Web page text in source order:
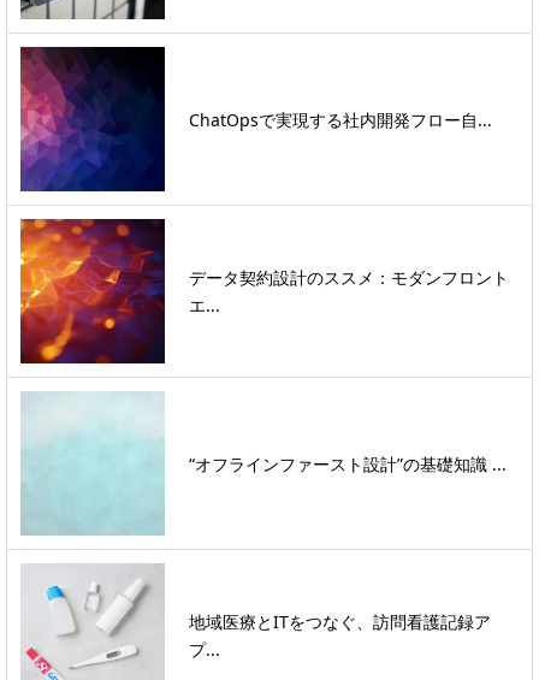
ChatOpsで実現する社内開発フロー自...
データ契約設計のススメ：モダンフロント
エ...
“オフラインファースト設計”の基礎知識 ...
地域医療とITをつなぐ、訪問看護記録ア
プ...